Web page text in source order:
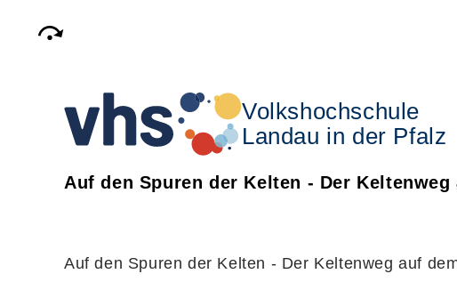
Volkshochschule
Landau in der Pfalz
Auf den Spuren der Kelten - Der
Auf den Spuren der Kelten - Der Keltenweg auf